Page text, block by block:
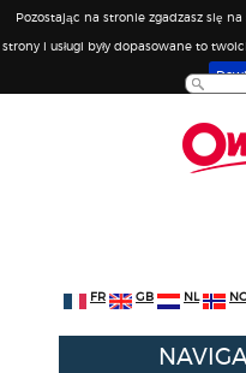
Pozostając na stronie zgadzasz się
strony i usługi były dopasowane to
FR GB NL